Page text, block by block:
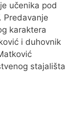
učenika pod
Predavanje
karaktera
i duhovnik
stajališta